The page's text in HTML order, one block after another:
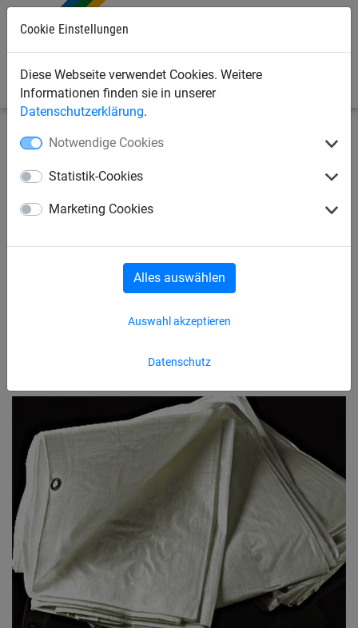
Cookie Einstellungen
Diese Webseite verwendet Cookies. Weitere
Informationen finden sie in unserer
Datenschutzerklärung.
Notwendige Cookies
Statistik-Cookies
Marketing Cookies
Datenschutz
Auswahl akzeptieren
Alles auswählen
Industrienetze
Abdecknetze und -planen
Plane aus Polyethylen, ca. 140
g/m², Größe: 10 x 15 m